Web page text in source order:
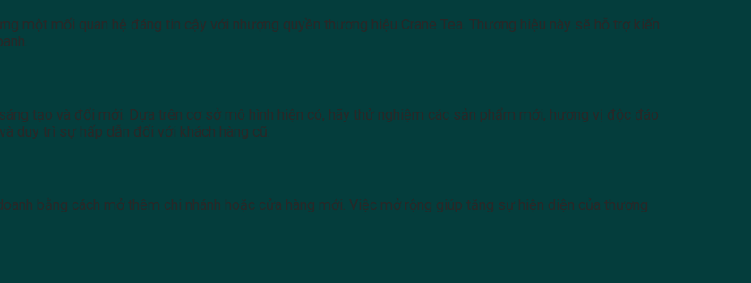
một mối quan hệ đáng tin cậy với nhượng quyền thương hiệu Crane Tea. Thương hiệu này sẽ hỗ trợ kiến
tạo và đổi mới. Dựa trên cơ sở mô hình hiện có, hãy thử nghiệm các sản phẩm mới, hương vị độc đáo
duy trì sự hấp dẫn đối với khách hàng cũ.
bằng cách mở thêm chi nhánh hoặc cửa hàng mới. Việc mở rộng giúp tăng sự hiện diện của thương